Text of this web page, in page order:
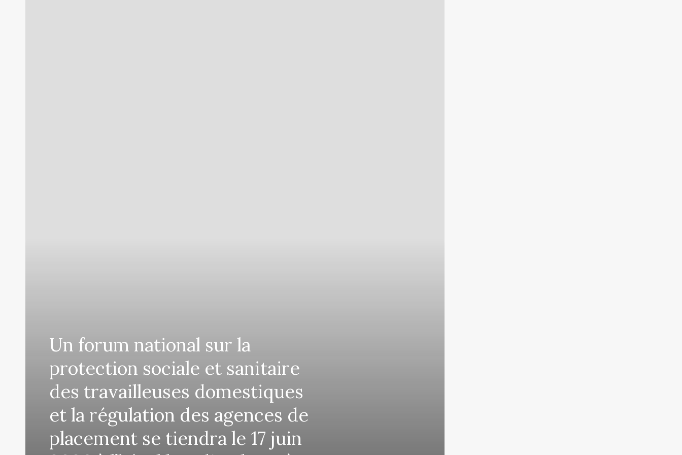
Un forum national sur la
protection sociale et sanitaire
des travailleuses domestiques
et la régulation des agences de
placement se tiendra le 17 juin